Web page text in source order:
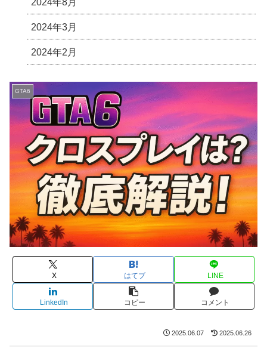
2024年3月
2024年2月
GTA6
X はてブ LINE
LinkedIn コピー コメント
2025.06.07 2025.06.26